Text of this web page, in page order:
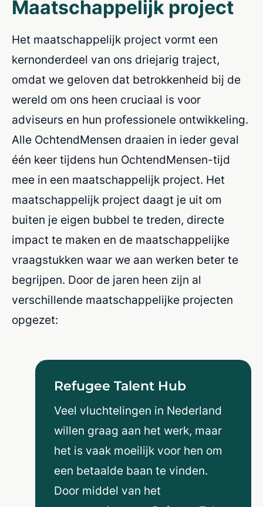
Maatschappelijk project
Het maatschappelijk project vormt een
kernonderdeel van ons driejarig traject,
omdat we geloven dat betrokkenheid bij de
wereld om ons heen cruciaal is voor
adviseurs en hun professionele ontwikkeling.
Alle OchtendMensen draaien in ieder geval
één keer tijdens hun OchtendMensen-tijd
mee in een maatschappelijk project. Het
maatschappelijk project daagt je uit om
buiten je eigen bubbel te treden, directe
impact te maken en de maatschappelijke
vraagstukken waar we aan werken beter te
begrijpen. Door de jaren heen zijn al
verschillende maatschappelijke projecten
opgezet:
Refugee Talent Hub
Veel vluchtelingen in Nederland
willen graag aan het werk, maar
het is vaak moeilijk voor hen om
een betaalde baan te vinden.
Door middel van het